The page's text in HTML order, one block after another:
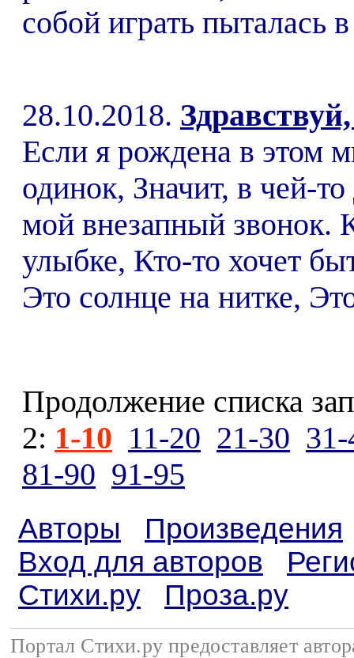
собой играть пыталась
28.10.2018.
Если я рождена в этом
одинок, Значит, в чей-
мой внезапный звонок.
улыбке, Кто-то хочет
Это солнце на нитке,
Продолжение списка
2: 1-10 11-20 21-30
81-90 91-95
Авторы
Произведения
Вход для авторов
Стихи.ру
Проза.ру
Портал Стихи.ру предоставляет